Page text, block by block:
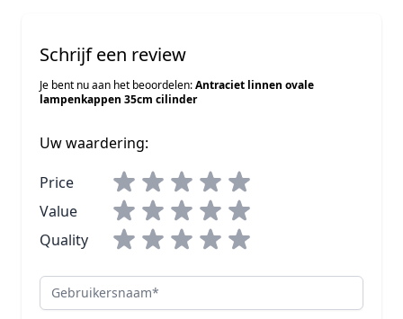
Schrijf een review
Je bent nu aan het beoordelen:Antraciet linnen ovale
lampenkappen 35cm cilinder
Uw waardering:
Price
Value
Quality
Gebruikersnaam